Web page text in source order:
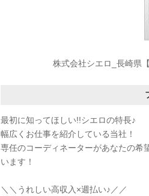
株式会社シエロ_長崎県
最初に知ってほしい!!シエロの特長♪
幅広くお仕事を紹介している当社！
専任のコーディネーターがあなたの希
います！
＼＼うれしい高収入×週払い♪／／